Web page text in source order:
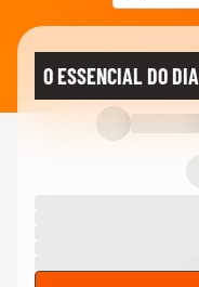
O ESSENCIAL DO DIA